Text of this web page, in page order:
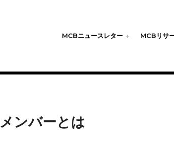
MCBニュースレター MCBリサ
ンバーとは